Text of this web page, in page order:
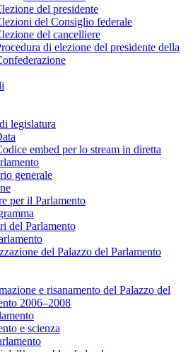
del presidente
del Consiglio federale
del cancelliere
di elezione del presidente della
legislatura
embed per lo stream in diretta
generale
per il Parlamento
del Parlamento
del Palazzo del Parlamento
e risanamento del Palazzo del
2006–2008
e scienza